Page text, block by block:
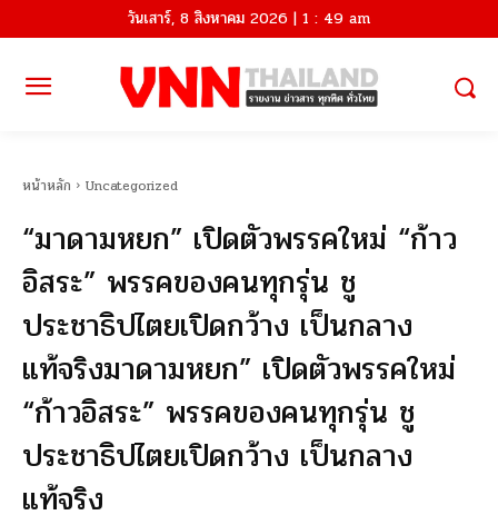
วันเสาร์, 8 สิงหาคม 2026 | 1 : 49 am
หน้าหลัก Uncategorized
“มาดามหยก” เปิดตัวพรรคใหม่ “ก้าว
อิสระ” พรรคของคนทุกรุ่น ชู
ประชาธิปไตยเปิดกว้าง เป็นกลาง
แท้จริงมาดามหยก” เปิดตัวพรรคใหม่
“ก้าวอิสระ” พรรคของคนทุกรุ่น ชู
ประชาธิปไตยเปิดกว้าง เป็นกลาง
แท้จริง